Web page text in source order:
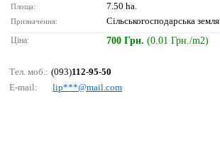
Площа: 7.50 ha.
Призначення: Сільськогосподарська земля
Ціна: 700 Грн. (0.01 Грн./m2)
Тел. моб.: (093)112-95-50
E-mail:
liр***@mаil.соm